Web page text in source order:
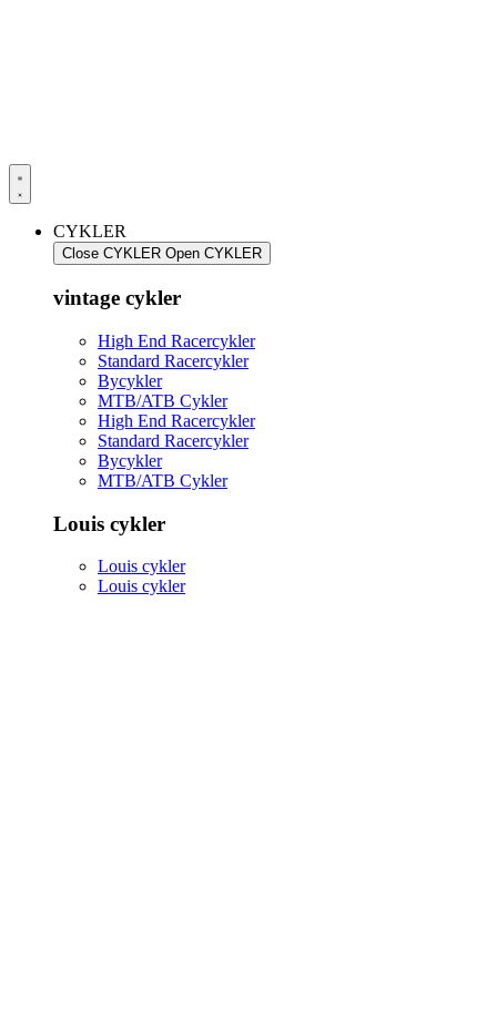
CYKLER
Close CYKLER Open CYKLER
vintage cykler
High End Racercykler
Standard Racercykler
Bycykler
MTB/ATB Cykler
High End Racercykler
Standard Racercykler
Bycykler
MTB/ATB Cykler
Louis cykler
Louis cykler
Louis cykler